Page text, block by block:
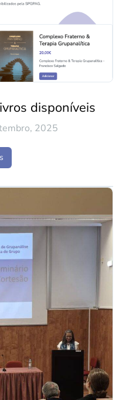
disponíveis
2025